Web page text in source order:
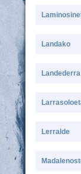
Landako
Landederra
Lerralde